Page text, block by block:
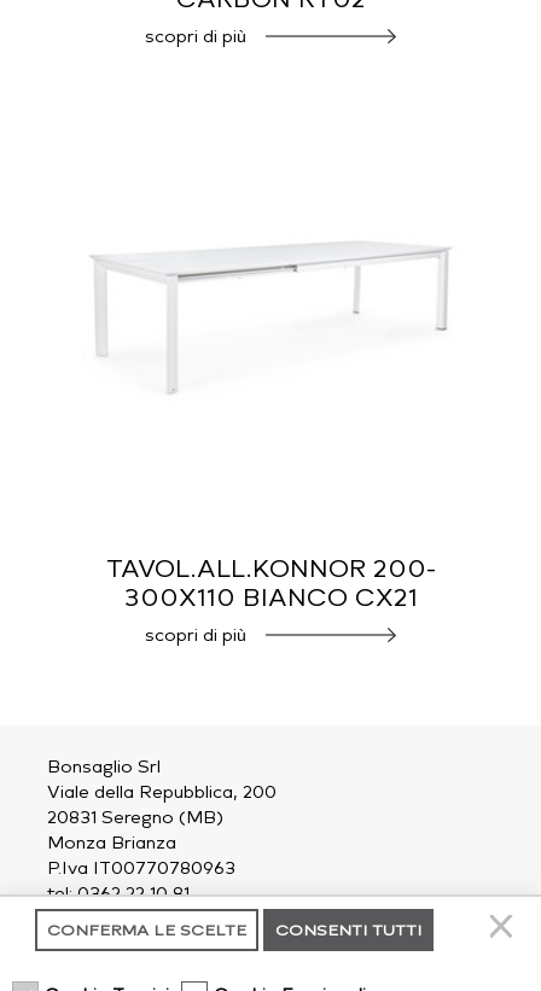
scopri di più
TAVOL.ALL.KONNOR 200-
300X110 BIANCO CX21
scopri di più
Bonsaglio Srl
Viale della Repubblica, 200
20831 Seregno (MB)
Monza Brianza
P.Iva IT00770780963
tel: 0362 22 10 81
CONFERMA LE SCELTE CONSENTI TUTTI